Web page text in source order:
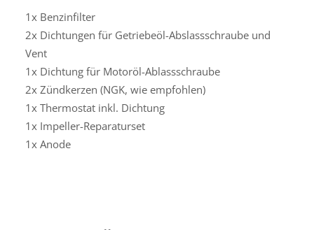
1x Benzinfilter
2x Dichtungen für Getriebeöl-Abslassschraube und
Vent
1x Dichtung für Motoröl-Ablassschraube
2x Zündkerzen (NGK, wie empfohlen)
1x Thermostat inkl. Dichtung
1x Impeller-Reparaturset
1x Anode